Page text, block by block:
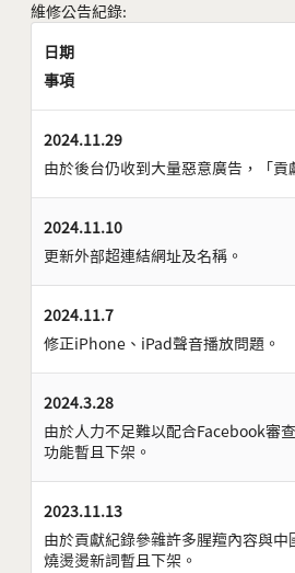
維修公告紀錄:
日期
事項
2024.11.29
由於後台仍收到大量惡意廣告，「貢
2024.11.10
更新外部超連結網址及名稱。
2024.11.7
修正iPhone、iPad聲音播放問題。
2024.3.28
由於人力不足難以配合Facebook審
功能暫且下架。
2023.11.13
由於貢獻紀錄參雜許多腥羶內容與中
燒燙燙新詞暫且下架。